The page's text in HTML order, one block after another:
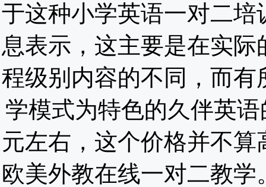
于这种小学英语一对二
息表示，这主要是在实
程级别内容的不同，而
学模式为特色的久伴英
元左右，这个价格并不
欧美外教在线一对二教